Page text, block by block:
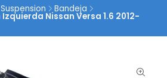
Suspension Bandeja
Nissan Versa 1.6 2012-